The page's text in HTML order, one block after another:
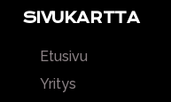
SIVUKARTTA
Etusivu
Yritys